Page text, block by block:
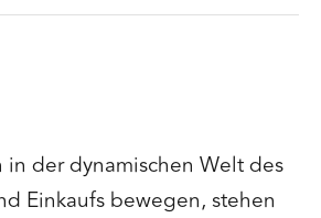
in der dynamischen Welt des
Einkaufs bewegen, stehen